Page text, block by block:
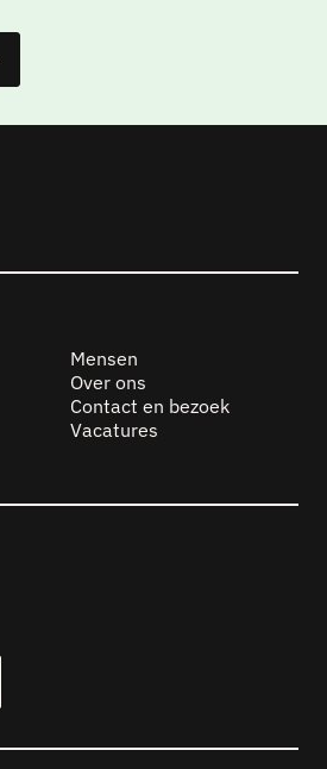
Mensen
Over ons
Contact en bezoek
Vacatures